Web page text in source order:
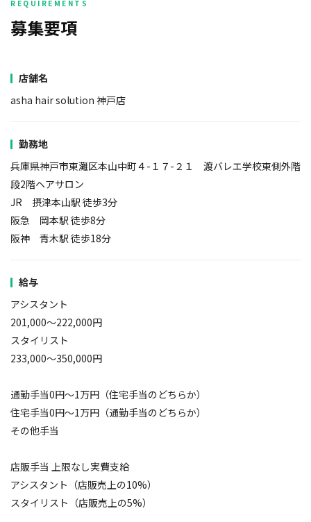
募集要項
店舗名
asha hair solution 神戸店
勤務地
兵庫県神戸市東灘区本山中町４-１７-２１ 渡バレエ学校東側外階
段2階ヘアサロン
JR 摂津本山駅 徒歩3分
阪急 岡本駅 徒歩8分
阪神 青木駅 徒歩18分
給与
アシスタント
201,000〜222,000円
スタイリスト
233,000〜350,000円
通勤手当0円～1万円（住宅手当のどちらか）
住宅手当0円～1万円（通勤手当のどちらか）
その他手当
店販手当 上限なし実費支給
アシスタント（店販売上の10%）
スタイリスト（店販売上の5%）